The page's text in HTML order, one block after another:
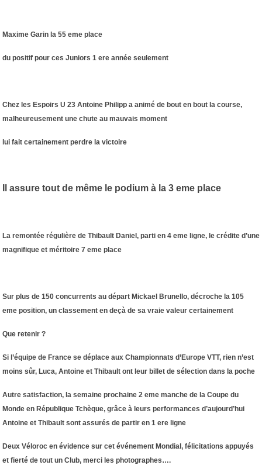
Maxime Garin la 55 eme place
du positif pour ces Juniors 1 ere année seulement
Chez les Espoirs U 23 Antoine Philipp a animé de bout en bout la course,
malheureusement une chute au mauvais moment
lui fait certainement perdre la victoire
Il assure tout de même le podium à la 3 eme place
La remontée régulière de Thibault Daniel, parti en 4 eme ligne, le crédite d’une
magnifique et méritoire 7 eme place
Sur plus de 150 concurrents au départ Mickael Brunello, décroche la 105
eme position, un classement en deçà de sa vraie valeur certainement
Que retenir ?
Si l’équipe de France se déplace aux Championnats d’Europe VTT, rien n’est
moins sûr, Luca, Antoine et Thibault ont leur billet de sélection dans la poche
Autre satisfaction, la semaine prochaine 2 eme manche de la Coupe du
Monde en République Tchèque, grâce à leurs performances d’aujourd’hui
Antoine et Thibault sont assurés de partir en 1 ere ligne
Deux Véloroc en évidence sur cet événement Mondial, félicitations appuyés
et fierté de tout un Club, merci les photographes….